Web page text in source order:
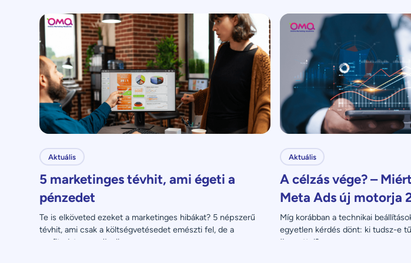
Aktuális
5 marketinges tévhit, ami égeti a
pénzedet
Te is elköveted ezeket a marketinges hibákat? 5 népszerű
tévhit, ami csak a költségvetésedet emészti fel, de a
profitodat nem növeli.
Aktuális
A célzás vége? –
Meta Ads új motorja
Míg korábban a technikai
egyetlen kérdés dönt: ki tudsz-e
üzenettel?